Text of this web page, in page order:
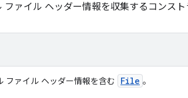
ァイル ヘッダー情報を収集するコンスト
ファイル ヘッダー情報を含む File 。